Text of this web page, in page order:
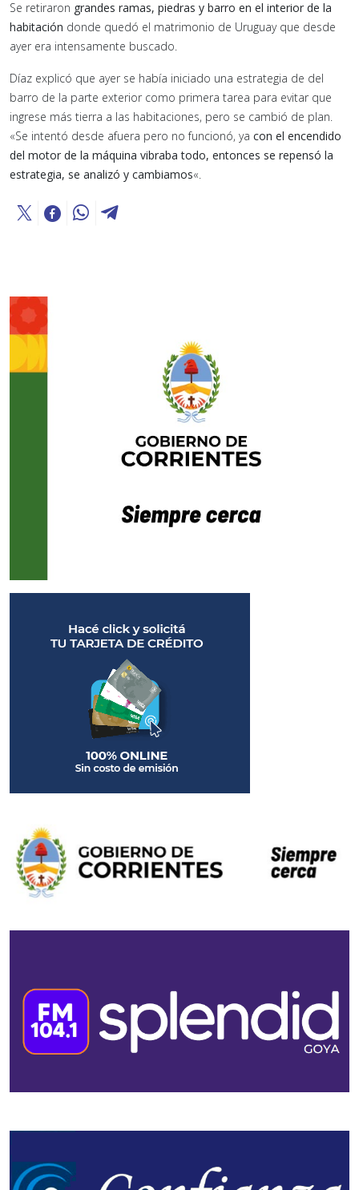
Se retiraron grandes ramas, piedras y barro en el interior de la
habitación donde quedó el matrimonio de Uruguay que desde
ayer era intensamente buscado.
Díaz explicó que ayer se había iniciado una estrategia de del
barro de la parte exterior como primera tarea para evitar que
ingrese más tierra a las habitaciones, pero se cambió de plan.
«Se intentó desde afuera pero no funcionó, ya con el encendido
del motor de la máquina vibraba todo, entonces se repensó la
estrategia, se analizó y cambiamos«.